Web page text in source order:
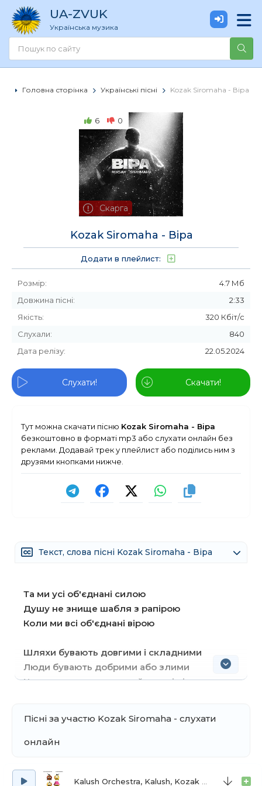
UA-ZVUK
Українська музика
Головна сторінка Українські пісні Kozak Siromaha - Віра
6 0
Скарга
Kozak Siromaha - Віра
Додати в плейлист:
Розмір:
4.7 Мб
Довжина пісні:
2:33
Якість:
320 Кбіт/с
Слухали:
840
Дата релізу:
22.05.2024
Слухати! Скачати!
Тут можна скачати пісню Kozak Siromaha - Віра
безкоштовно в форматі mp3 або слухати онлайн без
реклами. Додавай трек у плейлист або поділись ним з
друзями кнопками нижче.
Текст, слова пісні Kozak Siromaha - Віра
Та ми усі об'єднані силою
Душу не знище шабля з рапірою
Коли ми всі об'єднані вірою
Шляхи бувають довгими і складними
Люди бувають добрими або злими
Наш дух не погасили найсильніші зливи
Своїх традицій завдання не зрадити
Батьківську кров що грає під шкірою
Та ми сильніші, бо в серці із вірою
Пісні за участю Kozak Siromaha - слухати
онлайн